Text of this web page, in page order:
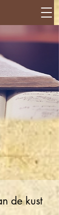
de kust​